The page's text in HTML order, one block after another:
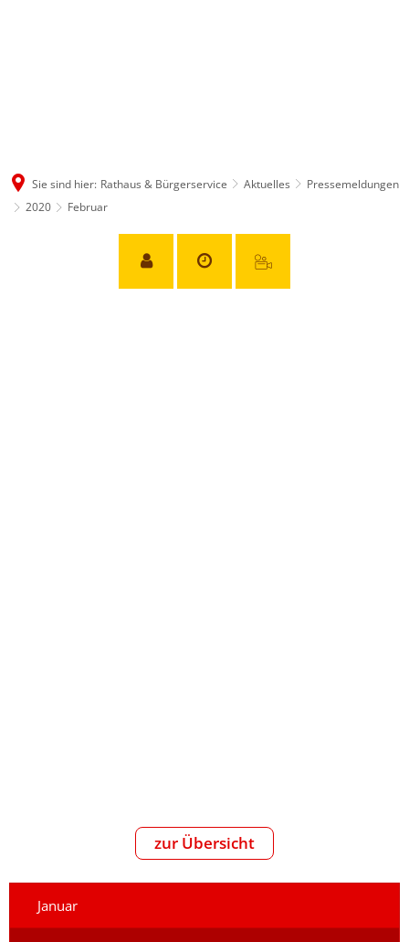
Sie sind hier: Rathaus & Bürgerservice Aktuelles
Pressemeldungen
2020
Februar
zur Übersicht
Januar